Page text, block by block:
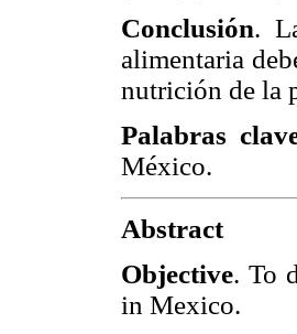
Conclusión.
alimentaria
nutrición de la
Palabras
México.
Abstract
Objective. To
in Mexico.